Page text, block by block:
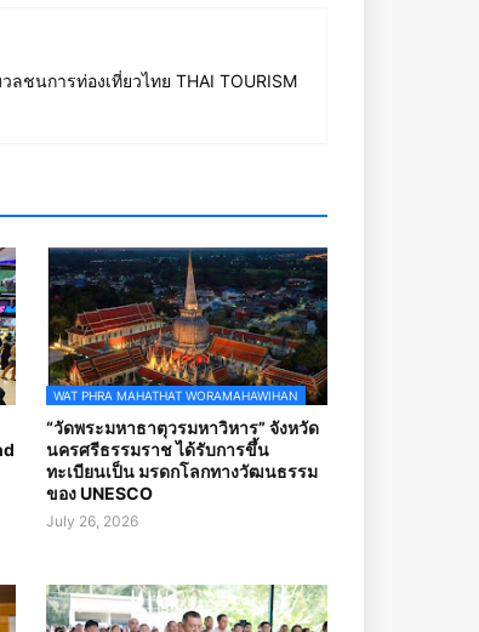
ลชนการท่องเที่ยวไทย THAI TOURISM
WAT PHRA MAHATHAT WORAMAHAWIHAN
“วัดพระมหาธาตุวรมหาวิหาร” จังหวัด
นครศรีธรรมราช ได้รับการขึ้น
ทะเบียนเป็น มรดกโลกทางวัฒนธรรม
ของ UNESCO
July 26, 2026